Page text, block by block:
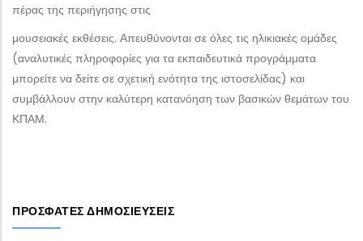
πέρας της περιήγησης στις
μουσειακές εκθέσεις. Απευθύνονται σε όλες τις ηλικιακές ομάδες
(αναλυτικές πληροφορίες για τα εκπαιδευτικά προγράμματα
μπορείτε να δείτε σε σχετική ενότητα της ιστοσελίδας) και
συμβάλλουν στην καλύτερη κατανόηση των βασικών θεμάτων του
ΚΠΑΜ.
ΠΡΌΣΦΑΤΕΣ ΔΗΜΟΣΙΕΎΣΕΙΣ